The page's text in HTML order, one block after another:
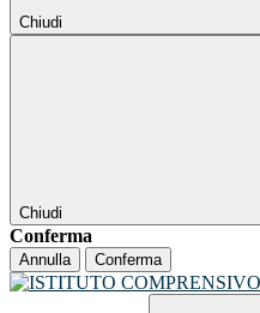
Chiudi
Chiudi
Conferma
Annulla Conferma